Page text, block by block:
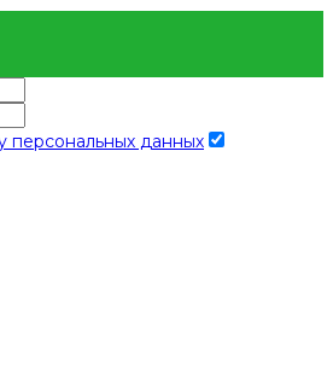
персональных данных